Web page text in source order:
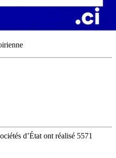
d’État ont réalisé 5571